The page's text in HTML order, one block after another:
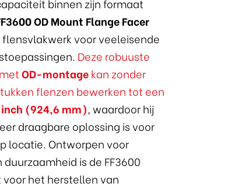
binnen zijn formaat
OD Mount Flange Facer
voor veeleisende
Deze robuuste
OD-montagekan zonder
flenzen bewerken tot een
(924,6 mm), waardoor hij
draagbare oplossing is voor
locatie. Ontworpen voor
is de FF3600
het herstellen van